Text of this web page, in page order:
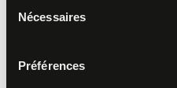
Nécessaires
Préférences